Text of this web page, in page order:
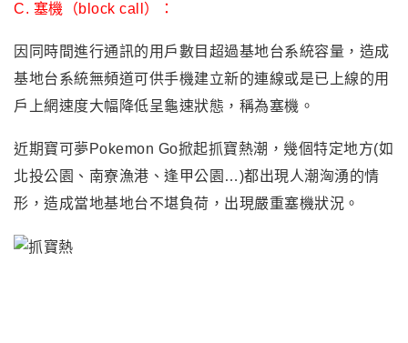
C. 塞機（block call）：
因同時間進行通訊的用戶數目超過基地台系統容量，造成
基地台系統無頻道可供手機建立新的連線或是已上線的用
戶上網速度大幅降低呈龜速狀態，稱為塞機。
近期寶可夢Pokemon Go掀起抓寶熱潮 ， 幾個特定地方(如
北投公園 、南寮漁港、逢甲公園…)都出現人潮洶湧的情
形 ，造成當地基地台不堪負荷，出現嚴重塞機狀況。